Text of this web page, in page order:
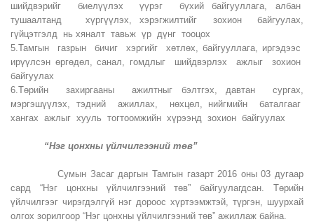
шийдвэрийг биелүүлэх үүрэг бүхий байгууллага, албан
тушаалтанд хүргүүлэх, хэрэгжилтийг зохион байгуулах,
гүйцэтгэлд нь хяналт тавьж үр дүнг тооцох
5.Тамгын газрын бичиг хэргийг хөтлөх, байгууллага, иргэдээс
ирүүлсэн өргөдөл, санал, гомдлыг шийдвэрлэх ажлыг зохион
байгуулах
6.Төрийн захиргааны ажилтныг бэлтгэх, давтан сургах,
мэргэшүүлэх, тэдний ажиллах, нөхцөл, нийгмийн баталгааг
хангах ажлыг хууль тогтоомжийн хүрээнд зохион байгуулах
“Нэг цонхны үйлчилгээний төв”
Сумын Засаг даргын Тамгын газарт 2016 оны 03 дугаар
сард “Нэг цонхны үйлчилгээний төв” байгуулагдсан. Төрийн
үйлчилгээг чирэгдэлгүй нэг дороос хүртээмжтэй, түргэн, шуурхай
олгох зорилгоор “Нэг цонхны үйлчилгээний төв” ажиллаж байна.